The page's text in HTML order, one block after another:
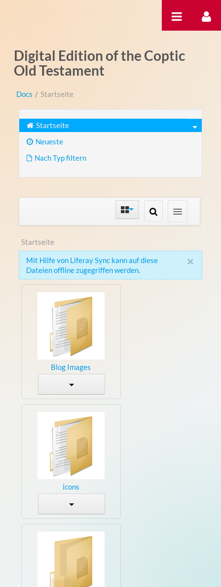
Digital Edition of the Coptic
Old Testament
Docs / Startseite
Startseite
Neueste
Nach Typ filtern
Startseite
×
Mit Hilfe von Liferay Sync kann auf diese
Dateien offline zugegriffen werden.
Blog Images
icons